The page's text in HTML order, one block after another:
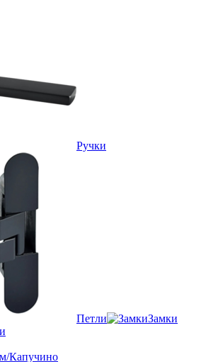
Ручки
Петли
Замки